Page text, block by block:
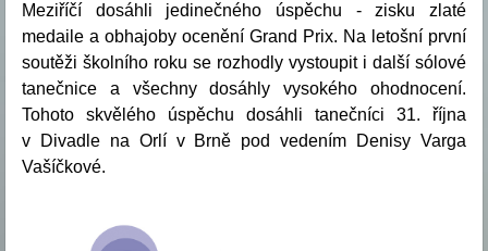
Meziříčí dosáhli jedinečného úspěchu - zisku zlaté
medaile a obhajoby ocenění Grand Prix. Na letošní první
soutěži školního roku se rozhodly vystoupit i další sólové
tanečnice a všechny dosáhly vysokého ohodnocení.
Tohoto skvělého úspěchu dosáhli tanečníci 31. října
v Divadle na Orlí v Brně pod vedením Denisy Varga
Vašíčkové.